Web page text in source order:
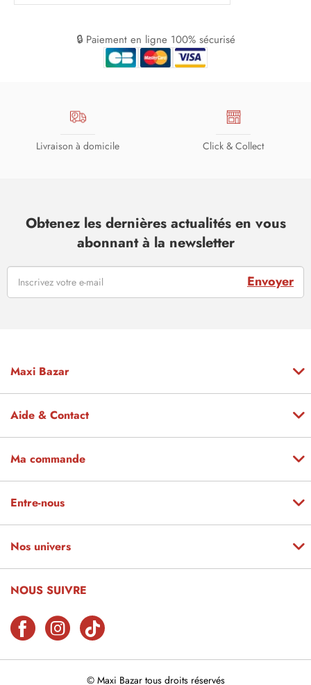
🔒 Paiement en ligne 100% sécurisé
Livraison à domicile Click & Collect
Obtenez les dernières actualités en vous
abonnant à la newsletter
Envoyer
Maxi Bazar
Aide & Contact
Ma commande
Entre-nous
Nos univers
NOUS SUIVRE
© Maxi Bazar tous droits réservés